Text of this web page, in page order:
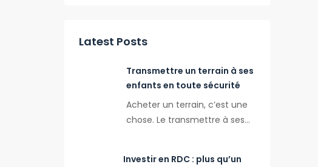
Latest Posts
Transmettre un terrain à ses
enfants en toute sécurité
Acheter un terrain, c’est une
chose. Le transmettre à ses…
Investir en RDC : plus qu’un